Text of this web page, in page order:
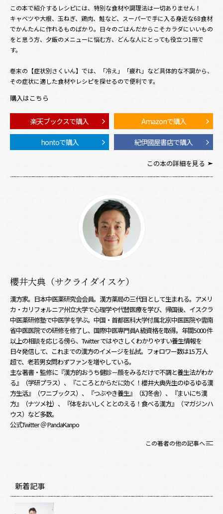
この本で紹介するレシピには、特別な食材や調理法は一切ありません！
キャベツや大根、玉ねぎ、鶏肉、鮭など、スーパーで手に入る身近な68食材
でかんたんに作れるものばかり。日々のごはんだからこそカラダにいいもの
をと思う方、夕飯のメニューに悩む方、どんな人にとっても役立つ1冊で
す。
巻末の【症状別さくいん】では、「冷え」「疲れ」など具体的な不調から、
その症状に適した食材やレシピを探せるので便利です。
購入はこちら
楽天ブックスで購入 Amazonで購入
hontoで購入 紀伊國屋書店で購入
この本の詳細を見る
櫻井大典（サクライダイスケ）
漢方家。日本中医薬研究会会員。漢方薬局の三代目として生まれる。アメリ
カ・カリフォルニア州立大学で心理学や代替医療を学び、帰国後、イスクラ
中医薬研修塾で中医学を学ぶ。中国・首都医科大学付属北京中医医院や雲南
省中医医院での研修を修了し、国際中医専門員A 級資格を取得。年間5000 件
以上の相談を応じる傍ら、Twitter ではやさしくわかりやすい養生情報を
日々発信して、これまでの漢方のイメージを払拭。フォロワー数は15 万人
超で、老若男女問わずファンを増やしている。
主な著書・監修に『漢方的おうち健診－顔をみるだけで不調と養生法がわか
る』（学研プラス）、『こころとからだに効く！櫻井大典先生のゆるゆる漢
方生活』（ワニブックス）、『つぶやき養生』（幻冬舎）、『まいにち漢
方』（ナツメ社）、『体をおいしくととのえる！食べる漢方』（マガジンハ
ウス）など多数。
公式Twitter ＠ PandaKanpo
この著者の他の記事へ
新着記事